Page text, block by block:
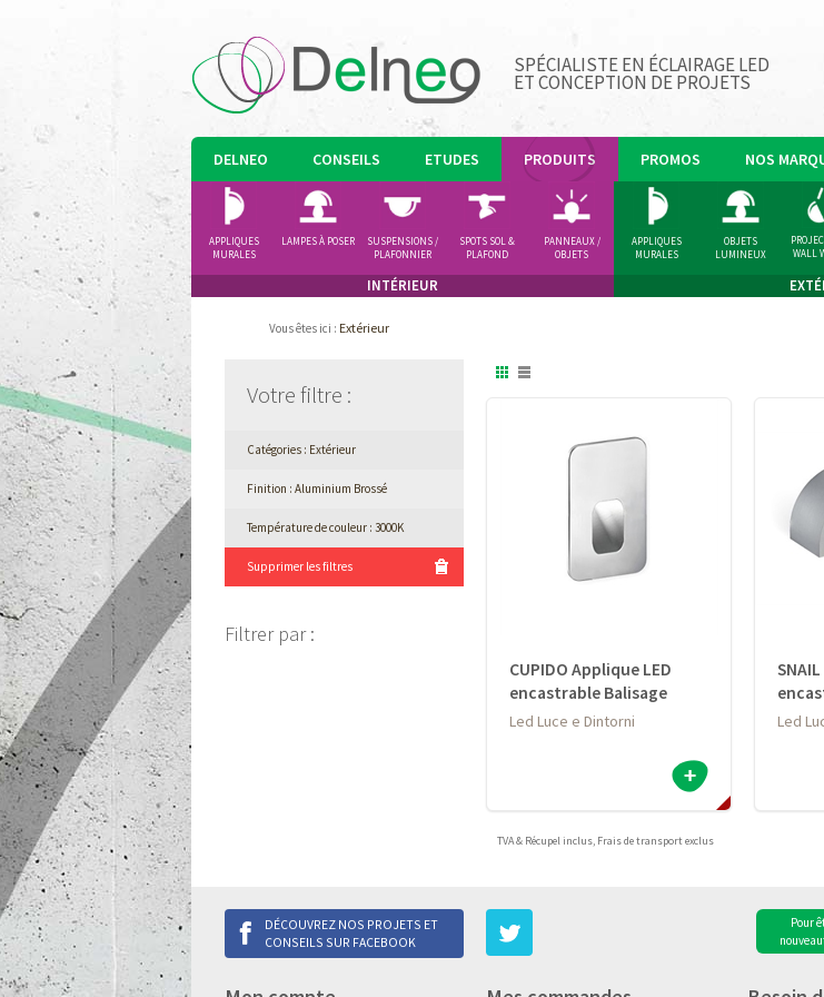
SPÉCIALISTE EN ÉCLAIRAGE LED
ET CONCEPTION DE PROJETS
DELNEO CONSEILS ETUDES PRODUITS PROMOS NOS
INTÉRIEUR
APPLIQUES
MURALES
LAMPES À POSER
SUSPENSIONS /
PLAFONNIER
SPOTS SOL &
PLAFOND
PANNEAUX /
OBJETS
APPLIQUES
MURALES
OBJETS
LUMINEUX
WALL
Vous êtes ici : Extérieur
Votre filtre :
Catégories : Extérieur
Finition : Aluminium Brossé
Température de couleur : 3000K
Supprimer les filtres
Filtrer par:
CUPIDO Applique LED
encastrable Balisage
Led Luce e Dintorni Led
TVA & Récupel inclus, Frais de transport exclus
DÉCOUVREZ NOS PROJETS ET
CONSEILS SUR FACEBOOK
Pour